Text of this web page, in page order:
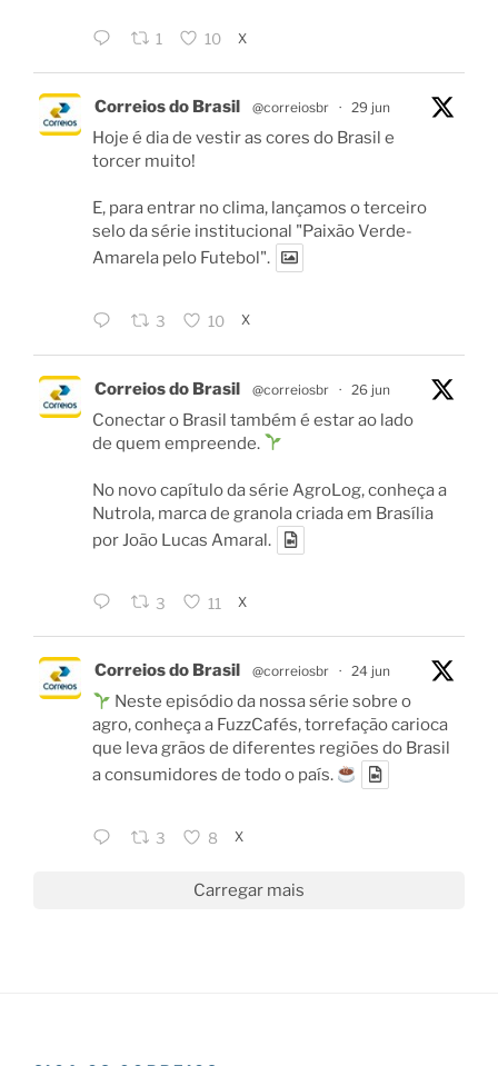
1 10 X
Correios do Brasil @correiosbr · 29 jun
Hoje é dia de vestir as cores do Brasil e
torcer muito!
E, para entrar no clima, lançamos o terceiro
selo da série institucional "Paixão Verde-
Amarela pelo Futebol".
3 10 X
Correios do Brasil @correiosbr · 26 jun
Conectar o Brasil também é estar ao lado
de quem empreende.
No novo capítulo da série AgroLog, conheça a
Nutrola, marca de granola criada em Brasília
por João Lucas Amaral.
3 11 X
Correios do Brasil @correiosbr · 24 jun
Neste episódio da nossa série sobre o
agro, conheça a FuzzCafés, torrefação carioca
que leva grãos de diferentes regiões do Brasil
a consumidores de todo o país.
3 8 X
Carregar mais